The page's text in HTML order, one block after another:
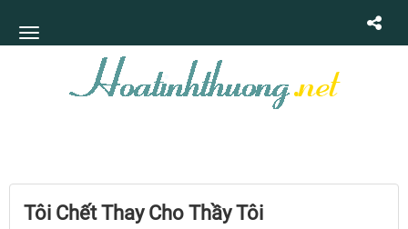
Tôi Chết Thay Cho Thầy Tôi